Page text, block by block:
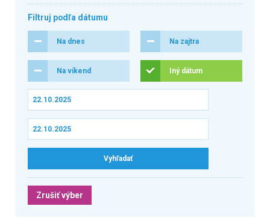
Filtruj podľa dátumu
Na dnes Na zajtra
Na víkend Iný dátum
Zrušiť výber